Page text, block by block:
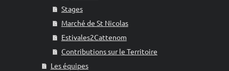
Stages
Marché de St Nicolas
Estivales2Cattenom
Contributions sur le Territoire
Les équipes